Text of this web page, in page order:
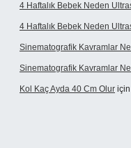
4 Haftalık Bebek Neden
4 Haftalık Bebek Neden
Sinematografik Kavramlar
Sinematografik Kavramlar
Kol Kaç Ayda 40 Cm Olur için